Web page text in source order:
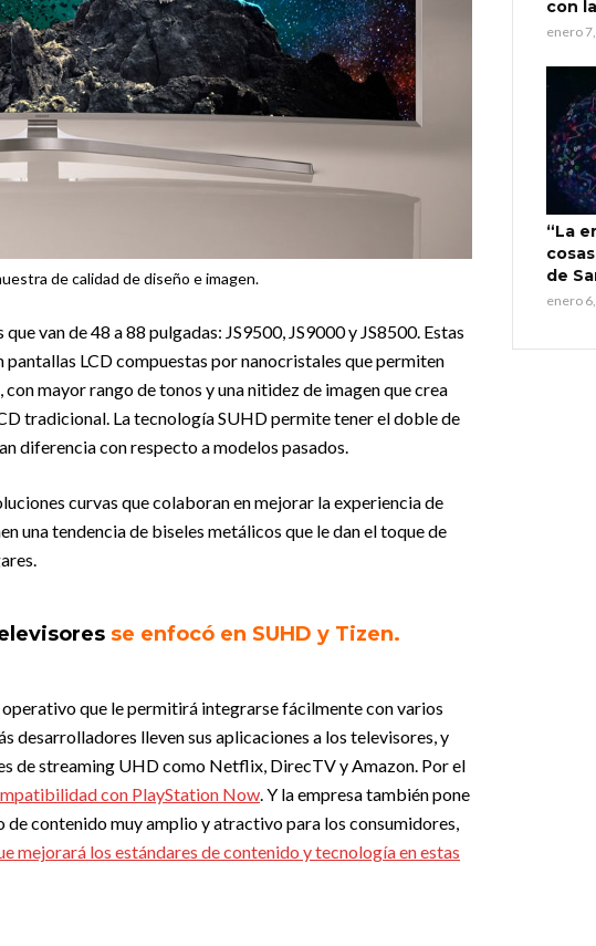
de calidad de diseño e imagen.
van de 48 a 88 pulgadas: JS9500, JS9000 y JS8500. Estas
pantallas LCD compuestas por nanocristales que permiten
mayor rango de tonos y una nitidez de imagen que crea
tradicional. La tecnología SUHD permite tener el doble de
diferencia con respecto a modelos pasados.
curvas que colaboran en mejorar la experiencia de
una tendencia de biseles metálicos que le dan el toque de
se enfocó en SUHD y Tizen.
que le permitirá integrarse fácilmente con varios
desarrolladores lleven sus aplicaciones a los televisores, y
de streaming UHD como Netflix, DirecTV y Amazon. Por el
con PlayStation Now. Y la empresa también pone
contenido muy amplio y atractivo para los consumidores,
mejorará los estándares de contenido y tecnología en estas
con
enero
“La
de
enero